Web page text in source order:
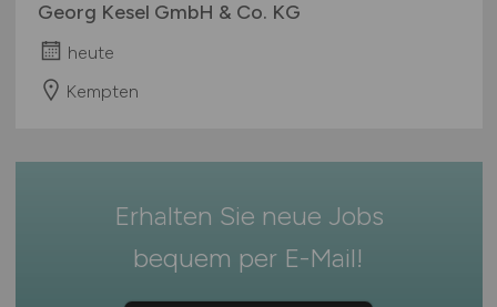
Rheinland-Pfalz
Saarland
Sachsen
Deutschlandweit
Österreich
Georg Kesel GmbH & Co. KG
heute
Kempten
Erhalten Sie neue Jobs
bequem per E-Mail!